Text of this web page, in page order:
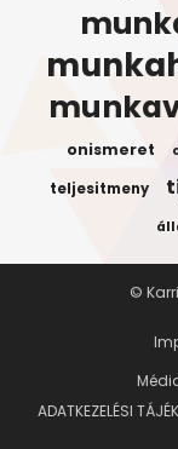
onismeret
teljesitmeny
ADATKEZELÉSI
©